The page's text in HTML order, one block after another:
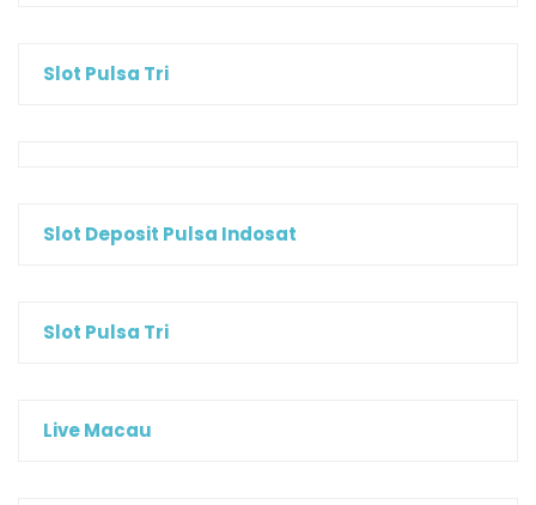
Slot Pulsa Tri
Slot Deposit Pulsa Indosat
Slot Pulsa Tri
Live Macau